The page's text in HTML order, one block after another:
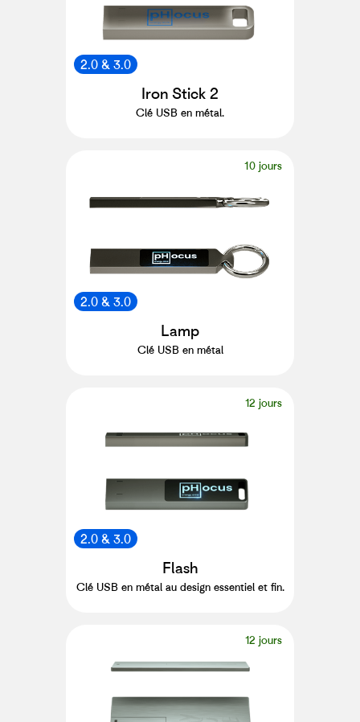
2.0 & 3.0
Iron Stick 2
Clé USB en métal.
10 jours
2.0 & 3.0
Lamp
Clé USB en métal
12 jours
2.0 & 3.0
Flash
Clé USB en métal au design essentiel et fin.
12 jours